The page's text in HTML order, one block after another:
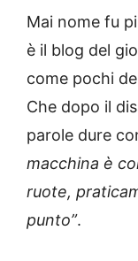
Mai nome fu
è il blog del
come pochi
Che dopo il
parole dure
macchina è
ruote,
punto”.